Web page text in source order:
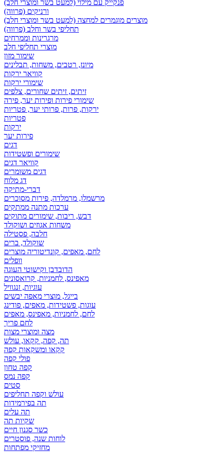
פנקייק עם מילוי (למעט בשר ומוצרי חלב)
ורניקים (פרווה)
מוצרים מוגמרים למחצה (למעט בשר ומוצרי חלב)
תחליפי בשר וחלב (פרווה)
מרגרינות וממרחים
מוצרי תחליפי חלב
שימור מזון
מיונז, רטבים, משחות, תבלינים
קוויאר ירקות
שימורי ירקות
זיתים, זיתים שחורים, צלפים
שימורי פירות ופירות יער, פירה
ירקות, פרות, פרותי יער, פטריות
פטריות
ירקות
פירות יער
דגים
שימורים ופשטידות
קוויאר דגים
דגים משומרים
דג מלוח
דברי-מתיקה
מרשמלו, מרמלדה, פירות מסוכרים
ערכות מתנה ממתקים
דבש, ריבות, שימורים מתוקים
משחות אגוזים ושוקולד
חלבה, פסטילה
שוקולד, ברים
לחם, מאפים, קונדיטוריה מוצרים
וופלים
הדובדבן וקישוטי העוגה
מאפינס, לחמניות, קרואסונים
עוגיות, זנגוויל
בייגל, מוצרי מאפה יבשים
עוגות, פשטידות, מאפים, פודינג
לחם, לחמניות, מאפינס, מאפים
לחם פריך
מצה ומוצרי מצות
תה, קפה, קקאו, עולש
קקאו ומשקאות קפה
פולי קפה
קפה טחון
קפה נמס
סטים
עולש וקפה תחליפים
תה בפירמידות
תה עלים
שקיות תה
כשר סגנון חיים
לוחות שנה, פוסטרים
מחזיקי מפתחות